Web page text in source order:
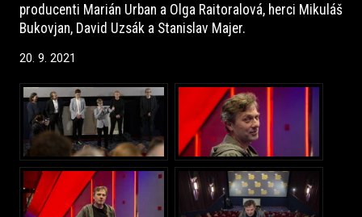
producenti Marián Urban a Olga Raitoralová, herci Mikuláš
Bukovjan, David Uzsák a Stanislav Majer.
20. 9. 2021